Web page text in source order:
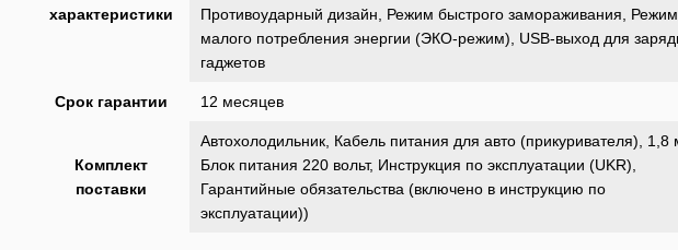
характеристики
Противоударный дизайн, Режим быстрого замораживания, Режим
малого потребления энергии (ЭКО-режим), USB-выход для
гаджетов
Срок гарантии 12 месяцев
Комплект
поставки
Автохолодильник, Кабель питания для авто (прикуривателя), 1,8
Блок питания 220 вольт, Инструкция по эксплуатации (UKR),
Гарантийные обязательства (включено в инструкцию по
эксплуатации))